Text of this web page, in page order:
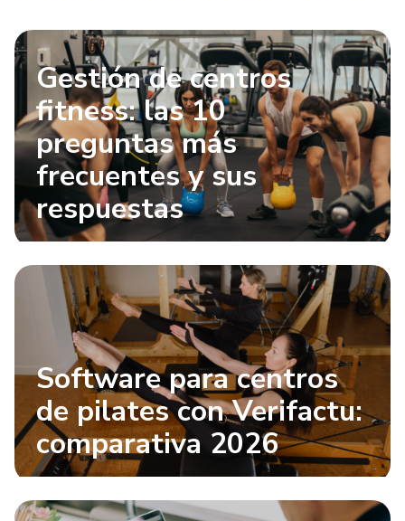
Gestión de centros
fitness: las 10
preguntas más
frecuentes y sus
respuestas
Software para centros
de pilates con Verifactu:
comparativa 2026